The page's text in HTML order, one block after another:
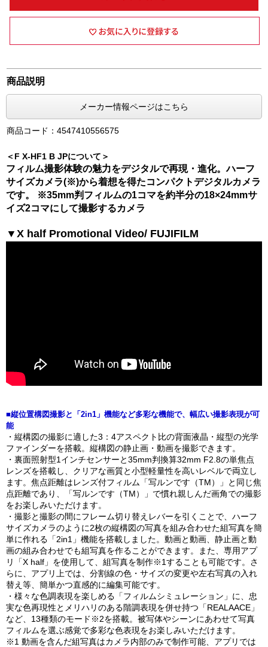
商品説明
メーカー情報ページはこちら
商品コード：4547410556575
＜F X-HF1 B JPについて＞
フィルム撮影体験の魅力をデジタルで再現・進化。ハーフ
サイズカメラ(※)から着想を得たコンパクトデジタルカメラ
です。 ※35mm判フィルムの1コマを約半分の18×24mmサ
イズ2コマにして撮影するカメラ
▼X half Promotional Video/ FUJIFILM
■縦位置構図撮影と「2in1」機能など多彩な機能で、幅広い撮影表現が可
能
・縦構図の撮影に適した3：4アスペクト比の背面液晶・縦型の光学
ファインダーを搭載。縦構図の静止画・動画を撮影できます。
・裏面照射型1インチセンサーと35mm判換算32mm F2.8の単焦点
レンズを搭載し、クリアな画質と小型軽量性を高いレベルで両立し
ます。焦点距離はレンズ付フィルム「写ルンです（TM）」と同じ焦
点距離であり、「写ルンです（TM）」で慣れ親しんだ画角での撮影
をお楽しみいただけます。
・撮影と撮影の間にフレーム切り替えレバーを引くことで、ハーフ
サイズカメラのように2枚の縦構図の写真を組み合わせた組写真を簡
単に作れる「2in1」機能を搭載しました。動画と動画、静止画と動
画の組み合わせでも組写真を作ることができます。また、専用アプ
リ「X half」を使用して、組写真を制作※1することも可能です。さ
らに、アプリ上では、分割線の色・サイズの変更や左右写真の入れ
替え等、簡単かつ直感的に編集可能です。
・様々な色調表現を楽しめる「フィルムシミュレーション」に、忠
実な色再現性とメリハリのある階調表現を併せ持つ「REALAACE」
など、13種類のモード※2を搭載。被写体やシーンにあわせて写真
フィルムを選ぶ感覚で多彩な色表現をお楽しみいただけます。
※1 動画を含んだ組写真はカメラ内部のみで制作可能、アプリでは